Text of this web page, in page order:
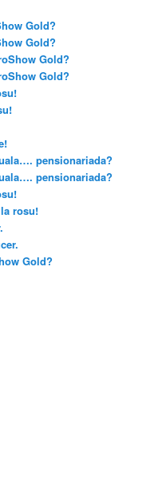
Gold?
Gold?
Gold?
Gold?
pensionariada?
pensionariada?
rosu!
Gold?